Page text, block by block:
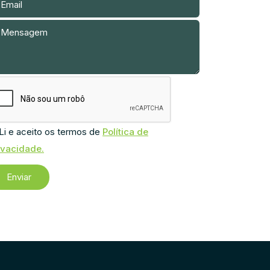
e aceito os termos de Política de